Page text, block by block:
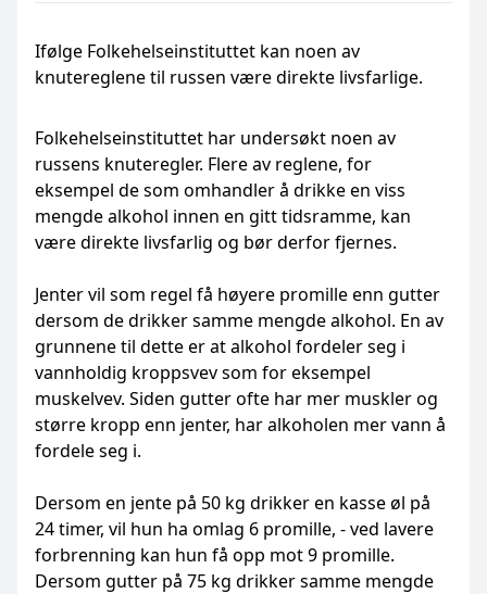
Ifølge Folkehelseinstituttet kan noen av
knutereglene til russen være direkte livsfarlige.
Folkehelseinstituttet har undersøkt noen av
russens knuteregler. Flere av reglene, for
eksempel de som omhandler å drikke en viss
mengde alkohol innen en gitt tidsramme, kan
være direkte livsfarlig og bør derfor fjernes.
Jenter vil som regel få høyere promille enn gutter
dersom de drikker samme mengde alkohol. En av
grunnene til dette er at alkohol fordeler seg i
vannholdig kroppsvev som for eksempel
muskelvev. Siden gutter ofte har mer muskler og
større kropp enn jenter, har alkoholen mer vann å
fordele seg i.
Dersom en jente på 50 kg drikker en kasse øl på
24 timer, vil hun ha omlag 6 promille, - ved lavere
forbrenning kan hun få opp mot 9 promille.
Dersom gutter på 75 kg drikker samme mengde